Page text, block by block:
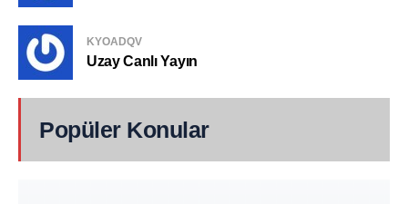
KYOADQV
Uzay Canlı Yayın
Popüler Konular